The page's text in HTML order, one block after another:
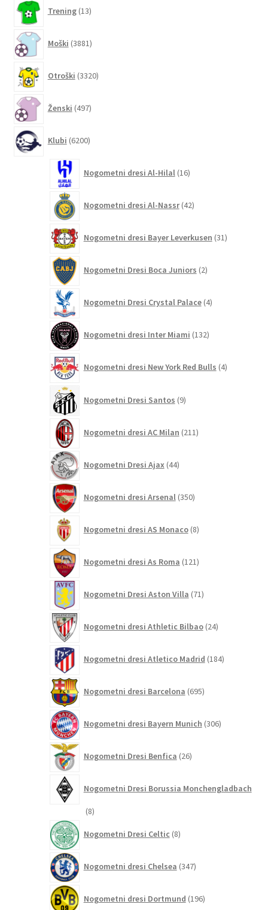
Trening 13izdelkov
Moški 3881izdelkov
Otroški 3320izdelkov
Ženski 497izdelkov
Klubi 6200izdelkov
Nogometni dresi Al-Hilal 16izdelkov
Nogometni dresi Al-Nassr 42izdelkov
Nogometni dresi Bayer Leverkusen 31izdelkov
Nogometni Dresi Boca Juniors 2izdelka
Nogometni Dresi Crystal Palace 4izdelki
Nogometni dresi Inter Miami 132izdelkov
Nogometni dresi New York Red Bulls 4izdelki
Nogometni Dresi Santos 9izdelkov
Nogometni dresi AC Milan 211izdelkov
Nogometni Dresi Ajax 44izdelkov
Nogometni dresi Arsenal 350izdelkov
Nogometni dresi AS Monaco 8izdelkov
Nogometni dresi As Roma 121izdelkov
Nogometni Dresi Aston Villa 71izdelkov
Nogometni dresi Athletic Bilbao 24izdelkov
Nogometni dresi Atletico Madrid 184izdelkov
Nogometni dresi Barcelona 695izdelkov
Nogometni dresi Bayern Munich 306izdelkov
Nogometni Dresi Benfica 26izdelkov
Nogometni Dresi Borussia Monchengladbach
88
Nogometni Dresi Celtic 8izdelkov
Nogometni dresi Chelsea 347izdelkov
Nogometni dresi Dortmund 196izdelkov